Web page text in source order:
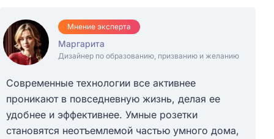
Мнение эксперта
Маргарита
Дизайнер по образованию, призванию и желанию
Современные технологии все активнее
проникают в повседневную жизнь, делая ее
удобнее и эффективнее. Умные розетки
становятся неотъемлемой частью умного дома,